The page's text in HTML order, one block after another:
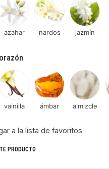
azahar nardos jazmín
vainilla ámbar almizcle
a la lista de favoritos
PRODUCTO